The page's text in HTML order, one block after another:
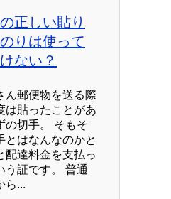
正しい貼り
りは使って
ない？
ん郵便物を送る際
は貼ったことがあ
の切手。 そもそ
とはなんなのかと
配達料金を支払っ
う証です。 普通
ら...